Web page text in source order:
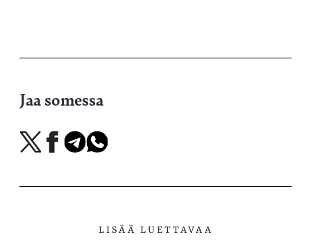
Jaa somessa
Jaa
X-
Jaa
Facebookissa
Jaa
Telegramissa
Jaa
WhatsAppissa
LISÄÄ LUETTAVAA